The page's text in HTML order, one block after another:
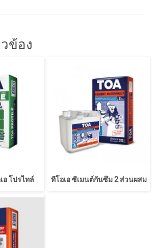
ข้อง
อ โปรไทล์ ทีโอเอ ซีเมนต์กันซึม 2 ส่วนผสม